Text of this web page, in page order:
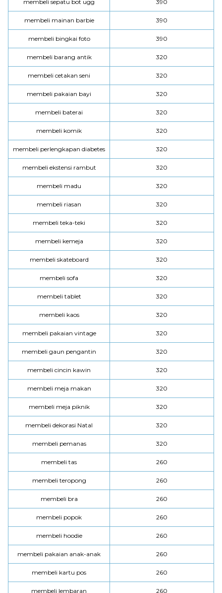
membeli sepatu bot ugg 390
membeli mainan barbie 390
membeli bingkai foto 390
membeli barang antik 320
membeli cetakan seni 320
membeli pakaian bayi 320
membeli baterai 320
membeli komik 320
membeli perlengkapan diabetes 320
membeli ekstensi rambut 320
membeli madu 320
membeli riasan 320
membeli teka-teki 320
membeli kemeja 320
membeli skateboard 320
membeli sofa 320
membeli tablet 320
membeli kaos 320
membeli pakaian vintage 320
membeli gaun pengantin 320
membeli cincin kawin 320
membeli meja makan 320
membeli meja piknik 320
membeli dekorasi Natal 320
membeli pemanas 320
membeli tas 260
membeli teropong 260
membeli bra 260
membeli popok 260
membeli hoodie 260
membeli pakaian anak-anak 260
membeli kartu pos 260
membeli lembaran 260